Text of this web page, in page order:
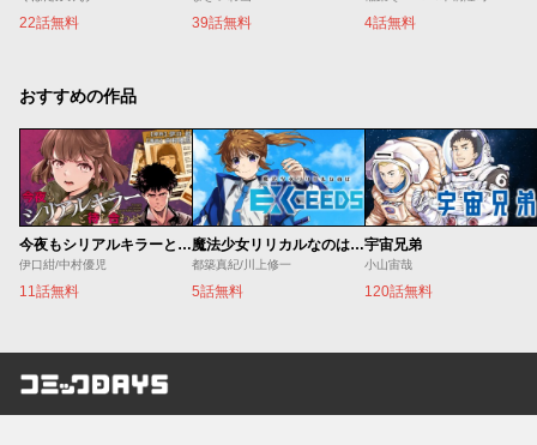
22話無料 39話無料 4話無料
おすすめの作品
今夜もシリアルキラーと待ち合わせ
伊口紺/中村優児
11話無料
魔法少女リリカルなのは EXCEEDS
都築真紀/川上修一
5話無料
宇宙兄弟
小山宙哉
120話無料
コミックDAYS